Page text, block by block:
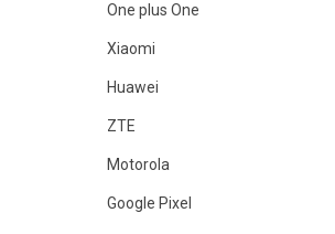
One plus One
Xiaomi
Huawei
ZTE
Motorola
Google Pixel